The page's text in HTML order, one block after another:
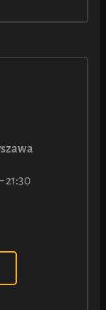
21:30